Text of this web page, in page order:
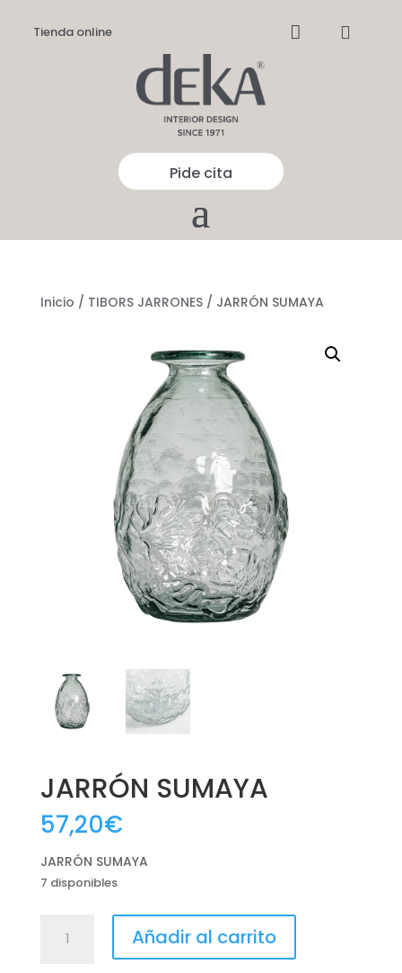
Tienda online  
Pide cita
Inicio / TIBORS JARRONES/ JARRÓN SUMAYA
JARRÓN SUMAYA
57,20€
JARRÓN SUMAYA
7 disponibles
SUMAYA
Añadir al carrito